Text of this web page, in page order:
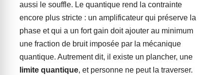
aussi le souffle. Le quantique rend la contrainte
encore plus stricte : un amplificateur qui préserve la
phase et qui a un fort gain doit ajouter au minimum
une fraction de bruit imposée par la mécanique
quantique. Autrement dit, il existe un plancher, une
limite quantique, et personne ne peut la traverser.